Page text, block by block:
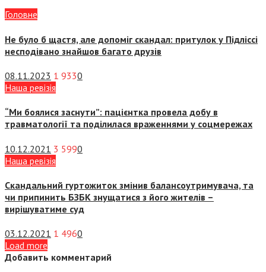
Головне
Не було б щастя, але допоміг скандал: притулок у Підліссі
несподівано знайшов багато друзів
08.11.2023 1 9330
Наша ревізія
“Ми боялися заснути”: пацієнтка провела добу в
травматології та поділилася враженнями у соцмережах
10.12.2021 3 5990
Наша ревізія
Скандальний гуртожиток змінив балансоутримувача, та
чи припинить БЗБК знущатися з його жителів –
вирішуватиме суд
03.12.2021 1 4960
Load more
Добавить комментарий